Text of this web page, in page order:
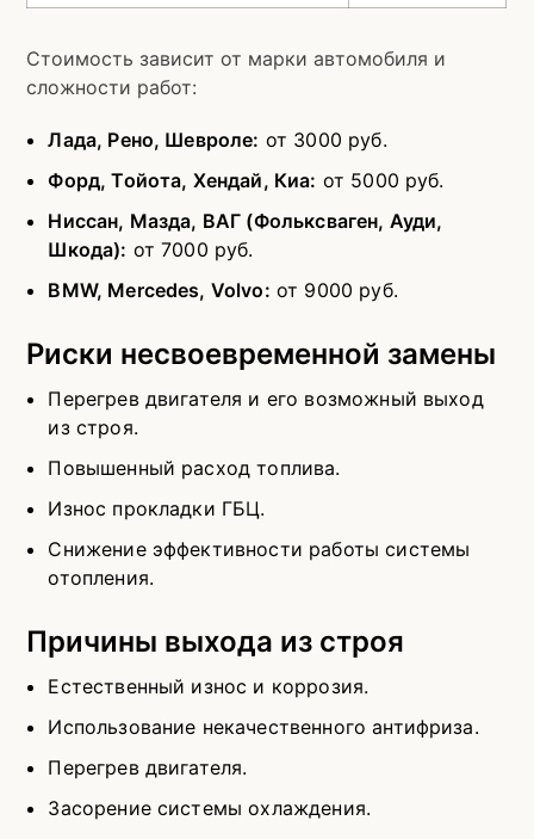
Стоимость зависит от марки автомобиля и
сложности работ:
Лада, Рено, Шевроле: от 3000 руб.
Форд, Тойота, Хендай, Киа: от 5000 руб.
Ниссан, Мазда, ВАГ (Фольксваген, Ауди,
Шкода): от 7000 руб.
BMW, Mercedes, Volvo: от 9000 руб.
Риски несвоевременной замены
Перегрев двигателя и его возможный выход
из строя.
Повышенный расход топлива.
Износ прокладки ГБЦ.
Снижение эффективности работы системы
отопления.
Причины выхода из строя
Естественный износ и коррозия.
Использование некачественного антифриза.
Перегрев двигателя.
Засорение системы охлаждения.